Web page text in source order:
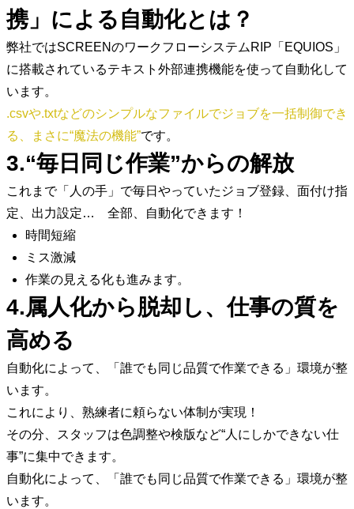
携」による自動化とは？
弊社ではSCREENのワークフローシステムRIP「EQUIOS」
に搭載されているテキスト外部連携機能を使って自動化して
います。
.csvや.txtなどのシンプルなファイルでジョブを一括制御でき
る、まさに“魔法の機能”です。
3.“毎日同じ作業”からの解放
これまで「人の手」で毎日やっていたジョブ登録、面付け指
定、出力設定… 全部、自動化できます！
時間短縮
ミス激減
作業の見える化も進みます。
4.属人化から脱却し、仕事の質を
高める
自動化によって、「誰でも同じ品質で作業できる」環境が整
います。
これにより、熟練者に頼らない体制が実現！
その分、スタッフは色調整や検版など“人にしかできない仕
事”に集中できます。
自動化によって、「誰でも同じ品質で作業できる」環境が整
います。